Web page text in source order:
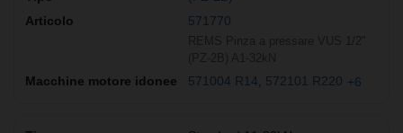
571770
571004 R14 572101 R220 +6